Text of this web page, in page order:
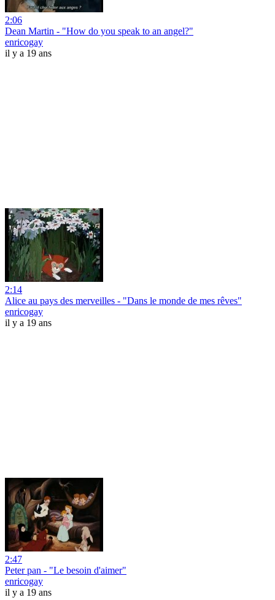
2:06
Dean Martin - "How do you speak to an angel?"
enricogay
il y a 19 ans
2:14
Alice au pays des merveilles - "Dans le monde de mes rêves"
enricogay
il y a 19 ans
2:47
Peter pan - "Le besoin d'aimer"
enricogay
il y a 19 ans